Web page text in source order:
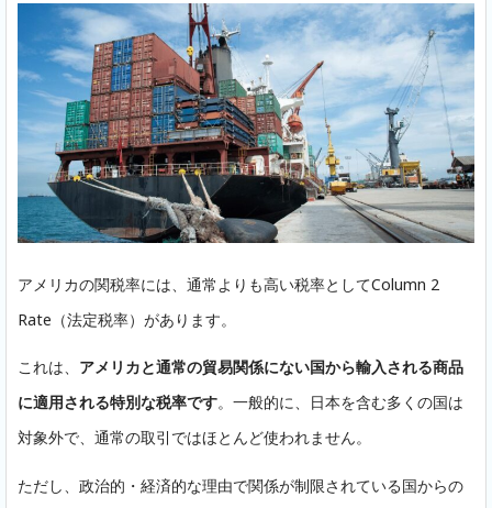
アメリカの関税率には、通常よりも高い税率としてColumn 2
Rate（法定税率）があります。
これは、 アメリカと通常の貿易関係にない国から輸入される商品
に適用される特別な税率です。一般的に、日本を含む多くの国は
対象外で、通常の取引ではほとんど使われません。
ただし、政治的・経済的な理由で関係が制限されている国からの